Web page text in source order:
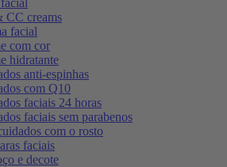
CC creams
facial
com cor
hidratante
anti-espinhas
com Q10
faciais 24 horas
faciais sem parabenos
com o rosto
faciais
e decote